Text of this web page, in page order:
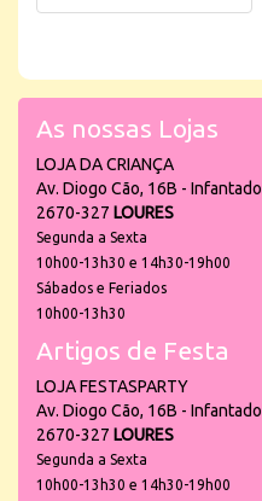
As nossas Lojas
LOJA DA CRIANÇA
Av. Diogo Cão, 16B - Infantado
2670-327 LOURES
Segunda a Sexta
10h00-13h30 e 14h30-19h00
Sábados e Feriados
10h00-13h30
Artigos de Festa
LOJA FESTASPARTY
Av. Diogo Cão, 16B - Infantado
2670-327 LOURES
Segunda a Sexta
10h00-13h30 e 14h30-19h00